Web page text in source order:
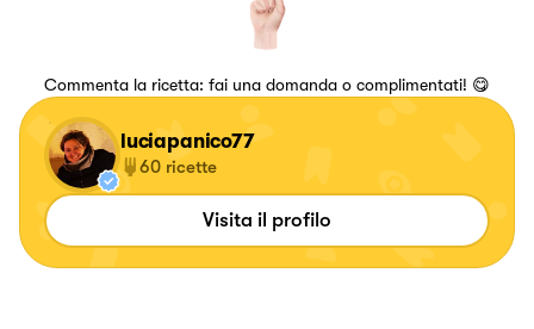
Commenta la ricetta: fai una domanda o complimentati! 😋
luciapanico77
60 ricette
Visita il profilo